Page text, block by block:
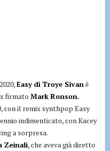
Easy di Troye Sivanè
firmato Mark Ronson.
con il remix synthpop Easy
indimenticato, con Kacey
a sorpresa.
Zeinali, che aveva già diretto